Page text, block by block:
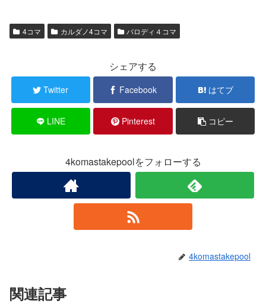
4コマ カルダノ4コマ パロディ４コマ
シェアする
Twitter Facebook はてブ
LINE Pinterest コピー
4komastakepoolをフォローする
4komastakepool
関連記事